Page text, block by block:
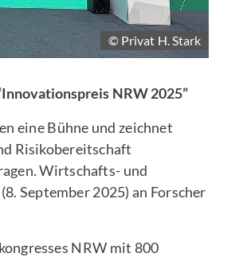
© Privat H. Stark
NRW 2025”
eine Bühne und zeichnet
Risikobereitschaft
Wirtschafts- und
September 2025) an Forscher
NRW mit 800